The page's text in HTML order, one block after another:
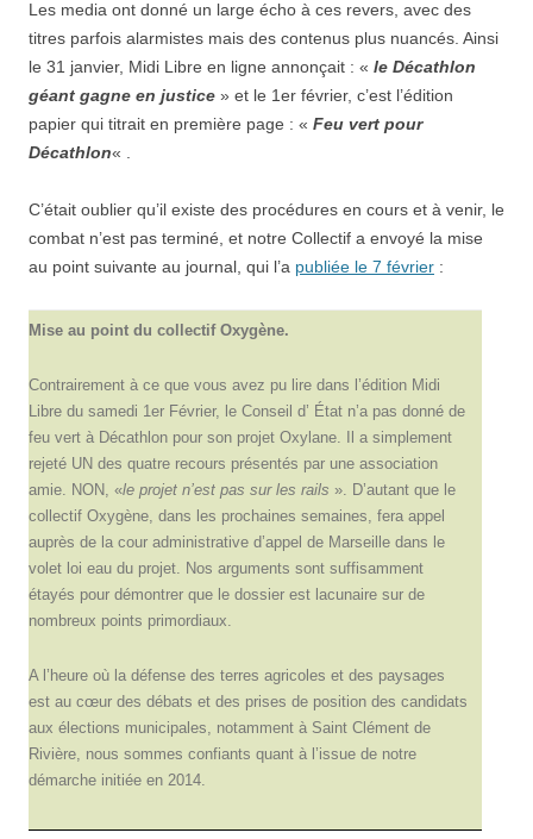
Les media ont donné un large écho à ces revers, avec des
titres parfois alarmistes mais des contenus plus nuancés Ainsi
le 31 janvier, Midi Libre en ligne annonçait : « le Décathlon
géant gagne en justice » et le 1er février, c’est l’édition
papier qui titrait en première page : « Feu vert pour
Décathlon« .
C’était oublier qu’il existe des procédures en cours et à venir, le
combat n’est pas terminé, et notre Collectif a envoyé la mise
au point suivante au journal, qui l’a publiée le 7 février :
Mise au point du collectif Oxygène.
Contrairement à ce que vous avez pu lire dans l’édition Midi
Libre du samedi 1er Février, le Conseil d’ État n’a pas donné de
feu vert à Décathlon pour son projet Oxylane. Il a simplement
rejeté UN des quatre recours présentés par une association
amie. NON, «le projet n’est pas sur les rails ». D’autant que le
collectif Oxygène, dans les prochaines semaines, fera appel
auprès de la cour administrative d’appel de Marseille dans le
volet loi eau du projet. Nos arguments sont suffisamment
étayés pour démontrer que le dossier est lacunaire sur de
nombreux points primordiaux.
A l’heure où la défense des terres agricoles et des paysages
est au cœur des débats et des prises de position des candidats
aux élections municipales, notamment à Saint Clément de
Rivière, nous sommes confiants quant à l’issue de notre
démarche initiée en 2014.